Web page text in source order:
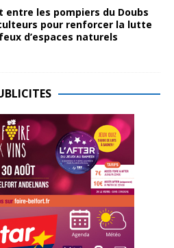
entre les pompiers du Doubs
pour renforcer la lutte
d’espaces naturels